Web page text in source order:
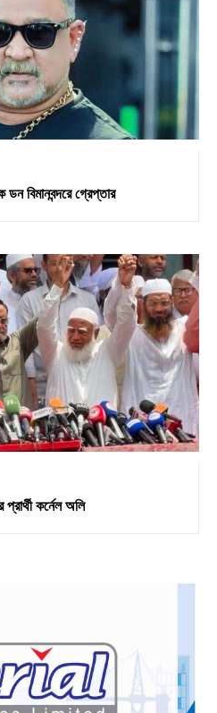
বিমানবন্দরে গ্রেপ্তার
প্রার্থী কর্নেল অলি